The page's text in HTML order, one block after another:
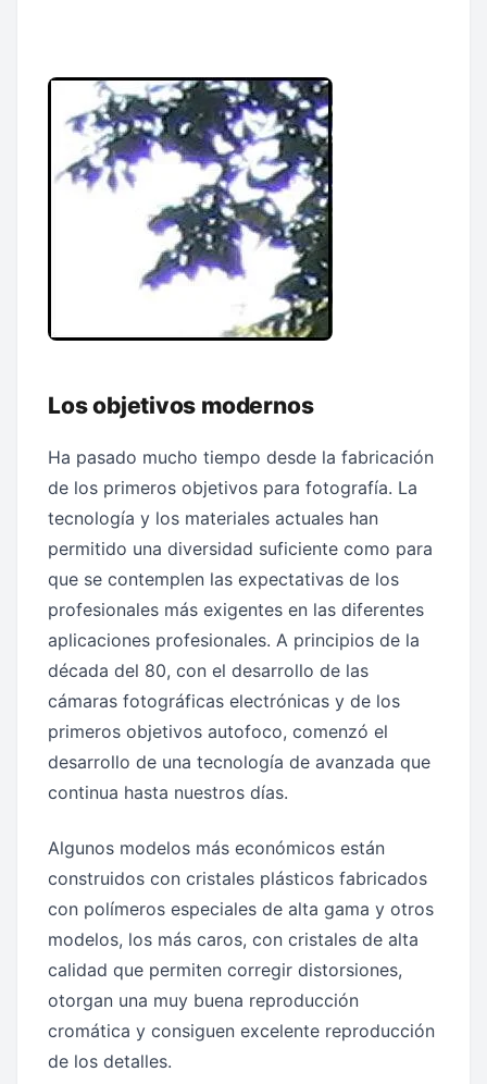
Los objetivos modernos
Ha pasado mucho tiempo desde la fabricación
de los primeros objetivos para fotografía. La
tecnología y los materiales actuales han
permitido una diversidad suficiente como para
que se contemplen las expectativas de los
profesionales más exigentes en las diferentes
aplicaciones profesionales. A principios de la
década del 80, con el desarrollo de las
cámaras fotográficas electrónicas y de los
primeros objetivos autofoco, comenzó el
desarrollo de una tecnología de avanzada que
continua hasta nuestros días.
Algunos modelos más económicos están
construidos con cristales plásticos fabricados
con polímeros especiales de alta gama y otros
modelos, los más caros, con cristales de alta
calidad que permiten corregir distorsiones,
otorgan una muy buena reproducción
cromática y consiguen excelente reproducción
de los detalles.